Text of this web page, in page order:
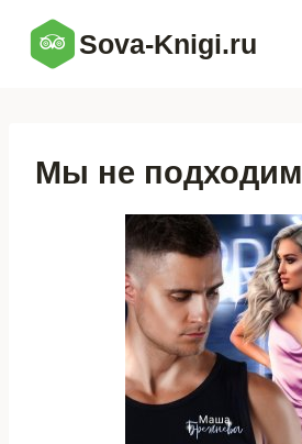
содержимому
Sova-Knigi.ru
Мы не подходим